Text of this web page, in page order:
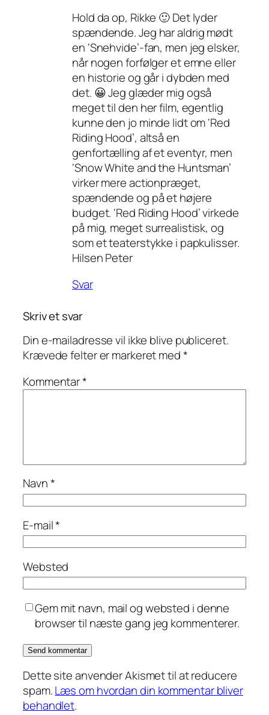
Hold da op, Rikke 🙂 Det lyder
spændende. Jeg har aldrig mødt
en ‘Snehvide’-fan, men jeg elsker,
når nogen forfølger et emne eller
en historie og går i dybden med
det. 😀 Jeg glæder mig også
meget til den her film, egentlig
kunne den jo minde lidt om ‘Red
Riding Hood’, altså en
genfortælling af et eventyr, men
‘Snow White and the Huntsman’
virker mere actionpræget,
spændende og på et højere
budget. ‘Red Riding Hood’ virkede
på mig, meget surrealistisk, og
som et teaterstykke i papkulisser.
Hilsen Peter
Svar
Skriv et svar
Din e-mailadresse vil ikke blive publiceret.
Krævede felter er markeret med*
Kommentar*
Navn*
E-mail*
Websted
Gem mit navn, mail og websted i denne
browser til næste gang jeg kommenterer.
Dette site anvender Akismet til at reducere
spam.Læs om hvordan din kommentar bliver
behandlet.